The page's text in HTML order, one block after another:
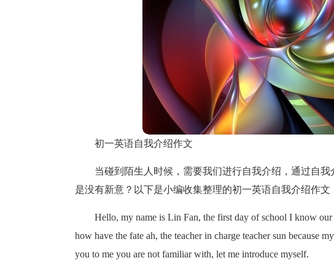
初一英语自我介绍作文
当碰到陌生人时候，需要我们进行自我介绍，通过自
是没有新意？以下是小编收集整理的初一英语自我介绍作文
Hello, my name is Lin Fan, the first day of school I know our
how have the fate ah, the teacher in charge teacher sun because
you to me you are not familiar with, let me introduce myself.